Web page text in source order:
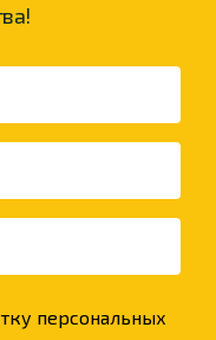
персональных